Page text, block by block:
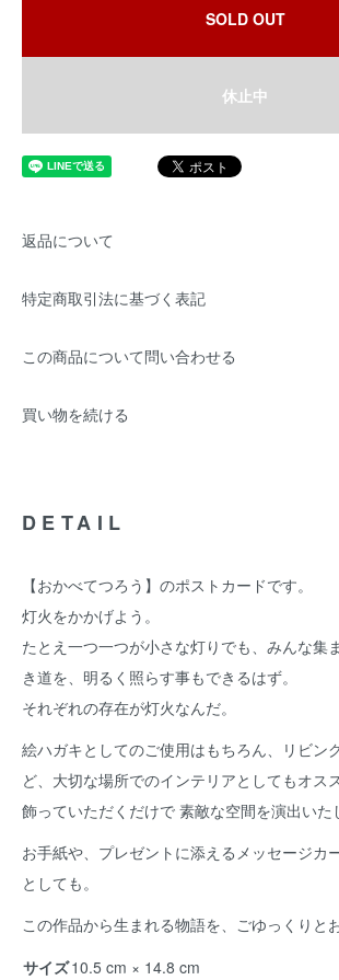
SOLD OUT
休止中
返品について
特定商取引法に基づく表記
この商品について問い合わせる
買い物を続ける
DETAIL
【おかべてつろう】のポストカードです。
灯火をかかげよう。
たとえ一つ一つが小さな灯りでも、みんな集
き道を、明るく照らす事もできるはず。
それぞれの存在が灯火なんだ。
絵ハガキとしてのご使用はもちろん、リビン
ど、大切な場所でのインテリアとしてもオス
飾っていただくだけで 素敵な空間を演出いた
お手紙や、プレゼントに添えるメッセージカ
としても。
この作品から生まれる物語を、ごゆっくりと
サイズ10.5 cm × 14.8 cm